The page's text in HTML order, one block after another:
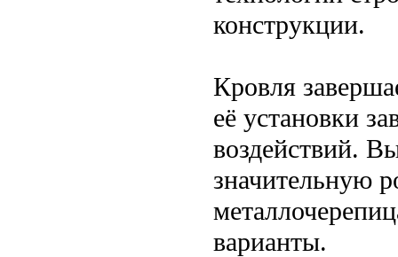
конструкции.
Кровля
её установки
воздействий.
значительную
варианты.